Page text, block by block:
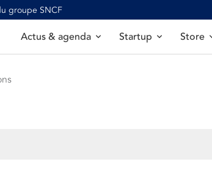
groupe SNCF
Actus & agenda Startup Store